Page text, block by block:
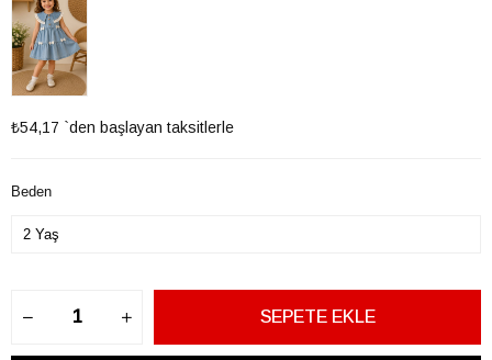
₺54,17 `den başlayan taksitlerle
Beden